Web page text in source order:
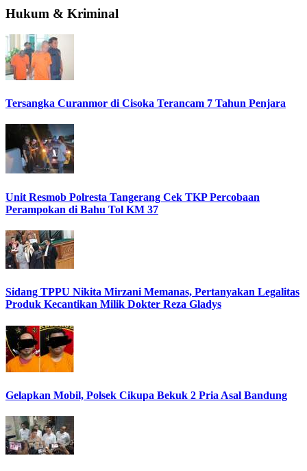
Hukum & Kriminal
Tersangka Curanmor di Cisoka Terancam 7 Tahun Penjara
Unit Resmob Polresta Tangerang Cek TKP Percobaan
Perampokan di Bahu Tol KM 37
Sidang TPPU Nikita Mirzani Memanas, Pertanyakan Legalitas
Produk Kecantikan Milik Dokter Reza Gladys
Gelapkan Mobil, Polsek Cikupa Bekuk 2 Pria Asal Bandung